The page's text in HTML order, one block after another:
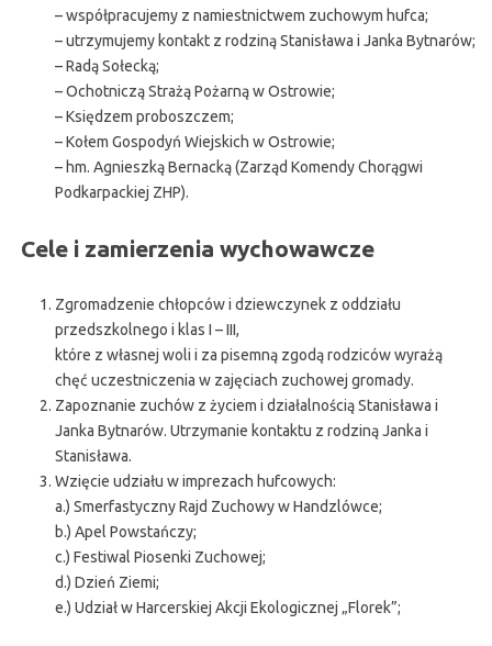
– współpracujemy z namiestnictwem zuchowym hufca;
– utrzymujemy kontakt z rodziną Stanisława i Janka Bytnarów;
– Radą Sołecką;
– Ochotniczą Strażą Pożarną w Ostrowie;
– Księdzem proboszczem;
– Kołem Gospodyń Wiejskich w Ostrowie;
– hm. Agnieszką Bernacką (Zarząd Komendy Chorągwi
Podkarpackiej ZHP).
Cele i zamierzenia wychowawcze
Zgromadzenie chłopców i dziewczynek z oddziału
przedszkolnego i klas I – III,
które z własnej woli i za pisemną zgodą rodziców wyrażą
chęć uczestniczenia w zajęciach zuchowej gromady.
Zapoznanie zuchów z życiem i działalnością Stanisława i
Janka Bytnarów. Utrzymanie kontaktu z rodziną Janka i
Stanisława.
Wzięcie udziału w imprezach hufcowych:
a.) Smerfastyczny Rajd Zuchowy w Handzlówce;
b.) Apel Powstańczy;
c.) Festiwal Piosenki Zuchowej;
d.) Dzień Ziemi;
e.) Udział w Harcerskiej Akcji Ekologicznej „Florek”;